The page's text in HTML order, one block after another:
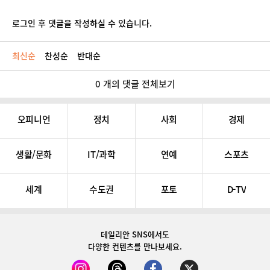
로그인 후 댓글을 작성하실 수 있습니다.
최신순 찬성순 반대순
0 개의 댓글 전체보기
오피니언 정치 사회 경제
생활/문화 IT/과학 연예 스포츠
세계 수도권 포토 D-TV
데일리안 SNS에서도
다양한 컨텐츠를 만나보세요.